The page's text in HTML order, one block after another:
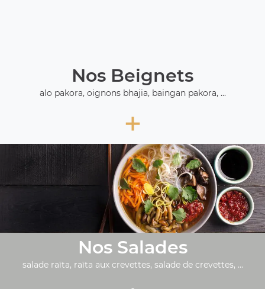
Nos Beignets
alo pakora, oignons bhajia, baingan pakora, ...
+
Nos Salades
salade raïta, raïta aux crevettes, salade de crevettes, ...